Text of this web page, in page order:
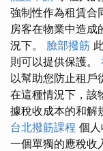
強制性作為租賃合
房客在物業中造成
況下。 臉部撥筋
則可以提供保護。
以幫助您防止租戶
在這種情況下，該
據稅收成本的和解
台北撥筋課程 個
一個單獨的應稅收